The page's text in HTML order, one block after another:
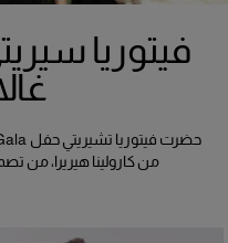
فيتوريا
غالا
من كارولينا هيريرا، من